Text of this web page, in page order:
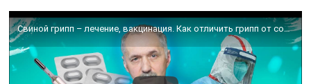
Свиной грипп – лечение, вакцинация. Как отличить грипп от covid 19 / Доктор Виктор